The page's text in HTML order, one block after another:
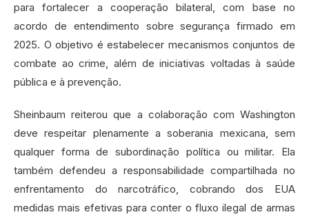
para fortalecer a cooperação bilateral, com base no
acordo de entendimento sobre segurança firmado em
2025. O objetivo é estabelecer mecanismos conjuntos de
combate ao crime, além de iniciativas voltadas à saúde
pública e à prevenção.
Sheinbaum reiterou que a colaboração com Washington
deve respeitar plenamente a soberania mexicana, sem
qualquer forma de subordinação política ou militar. Ela
também defendeu a responsabilidade compartilhada no
enfrentamento do narcotráfico, cobrando dos EUA
medidas mais efetivas para conter o fluxo ilegal de armas